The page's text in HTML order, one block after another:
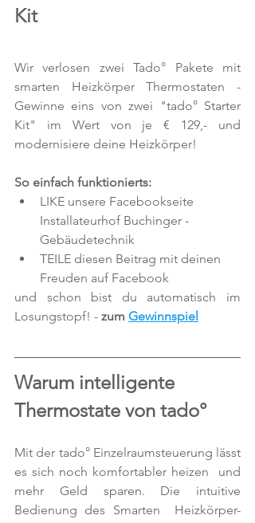
Kit
Wir verlosen zwei Tado° Pakete mit
smarten Heizkörper Thermostaten -
Gewinne eins von zwei "tado° Starter
Kit" im Wert von je € 129,- und
modernisiere deine Heizkörper!
So einfach funktionierts:
LIKE unsere Facebookseite
Installateurhof Buchinger -
Gebäudetechnik
TEILE diesen Beitrag mit deinen
Freuden auf Facebook
und schon bist du automatisch im
Losungstopf! - zum Gewinnspiel
Warum intelligente
Thermostate von tado°
Mit der tado° Einzelraumsteuerung lässt
es sich noch komfortabler heizen  und
mehr Geld sparen. Die intuitive
Bedienung des Smarten  Heizkörper-